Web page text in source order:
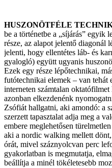
HUSZONÖTFÉLE
be a történetbe a „síjárás” egyik
része, az alapot jelentő diagonál
jelenti, hogy ellentétes láb- és
gyalogló) együtt ugyanis
Ezek egy része lépőtechnikai,
futótechnikai elemek – van tehát
interneten számtalan
azonban elkezdenénk
Zsófiát hallgatni, aki amondó: a
szerzett tapasztalat adja meg a
embere meglehetősen
aki a nordic walking mellett
órát, mivel száznyolcvan perc
gyakorlatban is megmutatja,
beállítja a minél tökéletesebb